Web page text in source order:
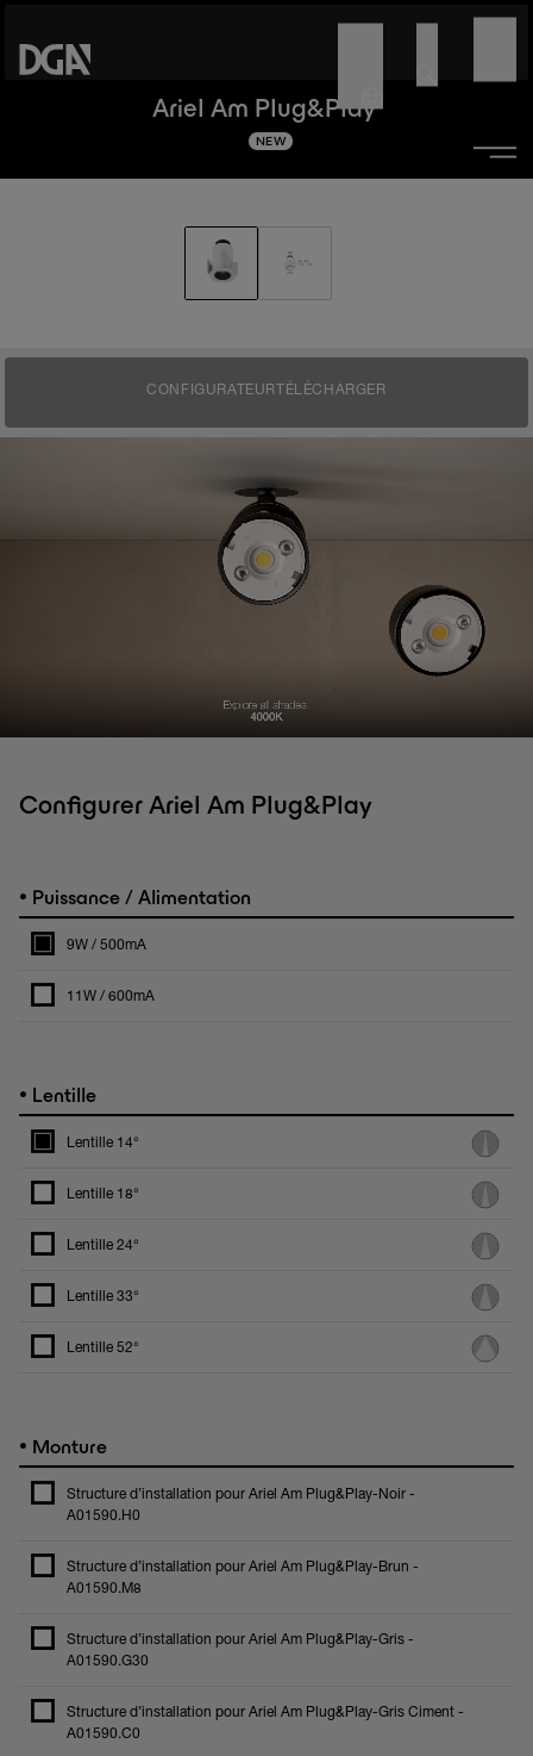
Ariel Am Plug&Play
NEW
CONFIGURATEURTÉLÉCHARGER
Configurer Ariel Am Plug&Play
• Puissance / Alimentation
9W / 500mA
11W / 600mA
• Lentille
Lentille 14°
Lentille 18°
Lentille 24°
Lentille 33°
Lentille 52°
• Monture
Structure d’installation pour Ariel Am Plug&Play-Noir -
A01590.H0
Structure d’installation pour Ariel Am Plug&Play-Brun -
A01590.M8
Structure d’installation pour Ariel Am Plug&Play-Gris -
A01590.G30
Structure d’installation pour Ariel Am Plug&Play-Gris Ciment -
A01590.C0